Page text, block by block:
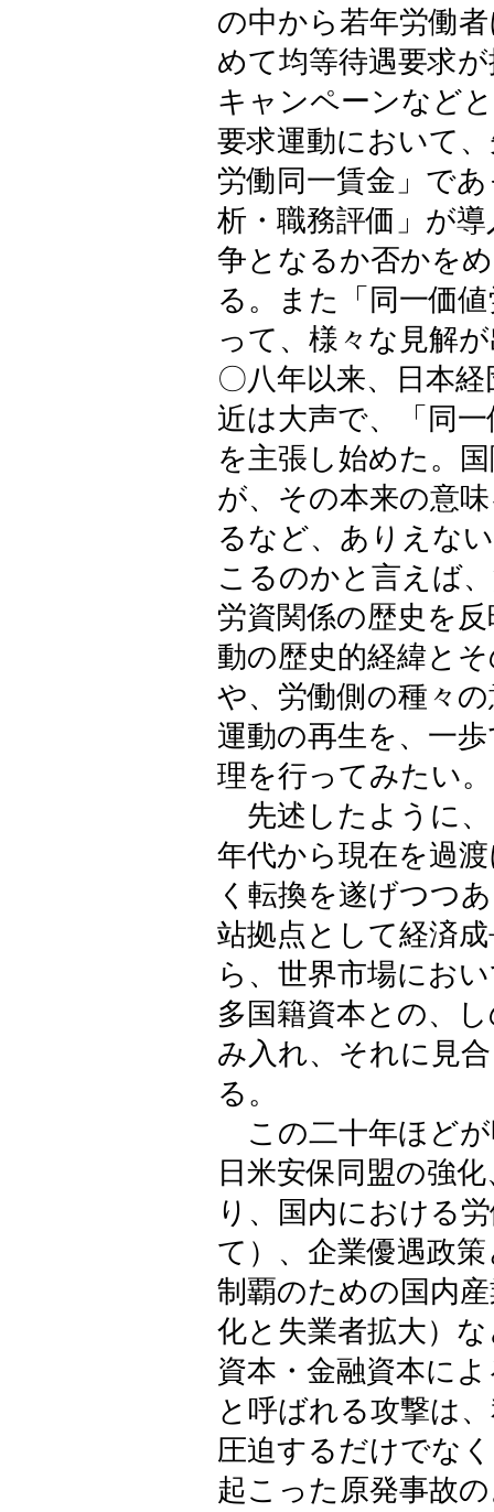
の中から若年労働
めて均等待遇要求
キャンペーンなど
要求運動において
労働同一賃金」で
析・職務評価」が
争となるか否かを
る。また「同一価
って、様々な見解
〇八年以来、日本
近は大声で、「同
を主張し始めた。
が、その本来の意
るなど、ありえな
こるのかと言えば
労資関係の歴史を
動の歴史的経緯と
や、労働側の種々
運動の再生を、一
理を行ってみたい。
先述したように、
年代から現在を過
く転換を遂げつつ
站拠点として経済
ら、世界市場にお
多国籍資本との、
み入れ、それに見
る。
この二十年ほど
日米安保同盟の強
り、国内における
て）、企業優遇政
制覇のための国内
化と失業者拡大）
資本・金融資本に
と呼ばれる攻撃は
圧迫するだけでな
起こった原発事故